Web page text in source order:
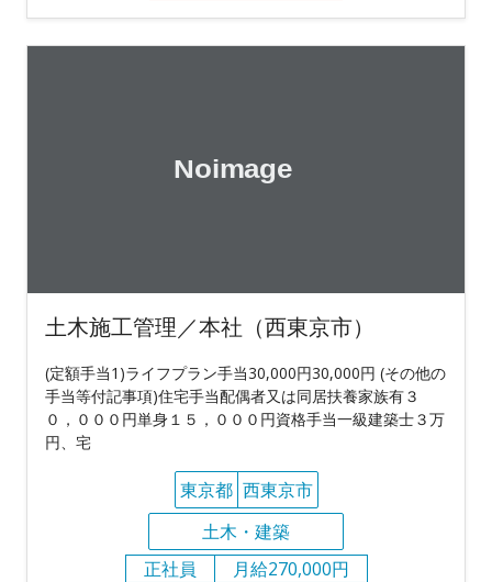
土木施工管理／本社（西東京市）
(定額手当1)ライフプラン手当30,000円30,000円 (その他の
手当等付記事項)住宅手当配偶者又は同居扶養家族有３
０，０００円単身１５，０００円資格手当一級建築士３万
円、宅
東京都 西東京市
土木・建築
正社員
月給270,000円